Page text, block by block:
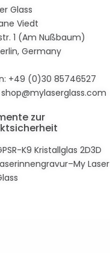
Glass
Viedt
1 (Am Nußbaum)
Germany
+49 (0)30 85746527
shop@mylaserglass.com
zur
K9 Kristallglas 2D3D
Laser